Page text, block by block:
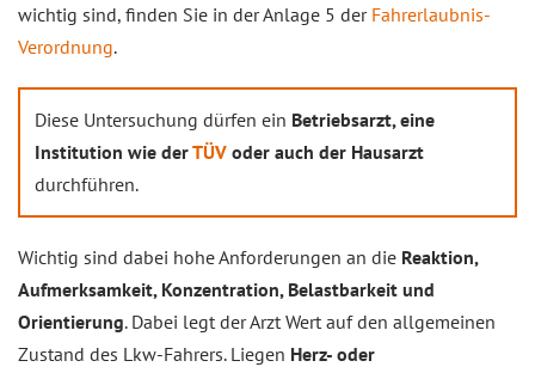
wichtig sind, finden Sie in der Anlage 5 der Fahrerlaubnis-
Verordnung.
Diese Untersuchung dürfen ein Betriebsarzt, eine
Institution wie derTÜV oder auch der Hausarzt
durchführen.
Wichtig sind dabei hohe Anforderungen an die Reaktion,
Aufmerksamkeit, Konzentration, Belastbarkeit und
Orientierung. Dabei legt der Arzt Wert auf den allgemeinen
Zustand des Lkw-Fahrers. Liegen Herz- oder